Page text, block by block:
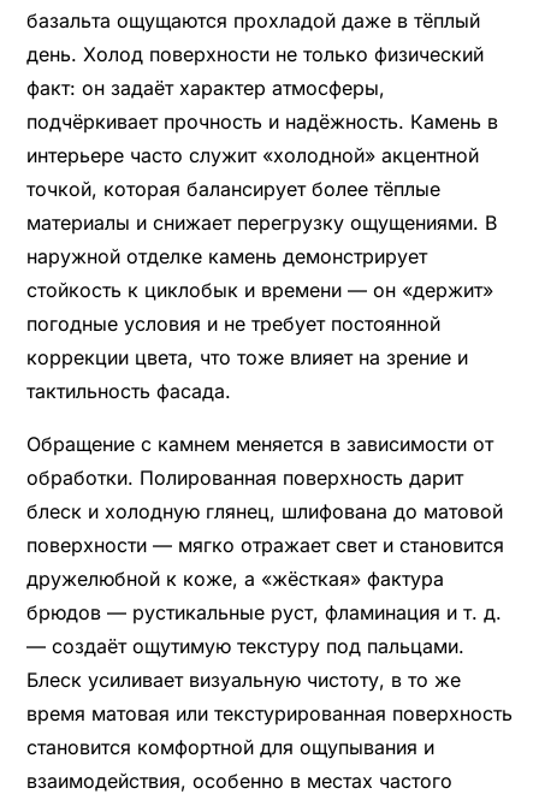
базальта ощущаются прохладой даже в тёплый
день. Холод поверхности не только физический
факт: он задаёт характер атмосферы,
подчёркивает прочность и надёжность. Камень в
интерьере часто служит «холодной» акцентной
точкой, которая балансирует более тёплые
материалы и снижает перегрузку ощущениями. В
наружной отделке камень демонстрирует
стойкость к циклобык и времени — он «держит»
погодные условия и не требует постоянной
коррекции цвета, что тоже влияет на зрение и
тактильность фасада.
Обращение с камнем меняется в зависимости от
обработки. Полированная поверхность дарит
блеск и холодную глянец, шлифована до матовой
поверхности — мягко отражает свет и становится
дружелюбной к коже, а «жёсткая» фактура
брюдов — рустикальные руст, фламинация и т. д.
— создаёт ощутимую текстуру под пальцами.
Блеск усиливает визуальную чистоту, в то же
время матовая или текстурированная поверхность
становится комфортной для ощупывания и
взаимодействия, особенно в местах частого